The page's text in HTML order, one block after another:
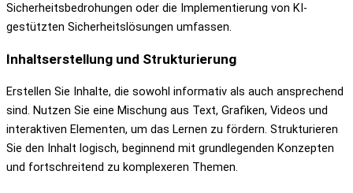
Sicherheitsbedrohungen oder die Implementierung von KI-
gestützten Sicherheitslösungen umfassen.
Inhaltserstellung und Strukturierung
Erstellen Sie Inhalte, die sowohl informativ als auch ansprechend
sind. Nutzen Sie eine Mischung aus Text, Grafiken, Videos und
interaktiven Elementen, um das Lernen zu fördern. Strukturieren
Sie den Inhalt logisch, beginnend mit grundlegenden Konzepten
und fortschreitend zu komplexeren Themen.